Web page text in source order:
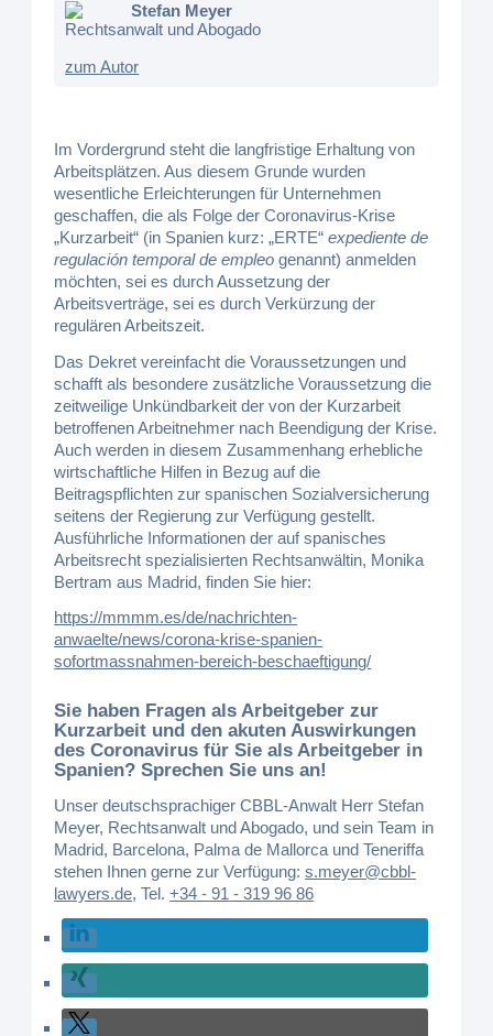
Stefan Meyer
Rechtsanwalt und Abogado
zum Autor
Im Vordergrund steht die langfristige Erhaltung von
Arbeitsplätzen. Aus diesem Grunde wurden
wesentliche Erleichterungen für Unternehmen
geschaffen, die als Folge der Coronavirus-Krise
„Kurzarbeit“ (in Spanien kurz: „ERTE“expediente de
regulación temporal de empleo genannt) anmelden
möchten, sei es durch Aussetzung der
Arbeitsverträge, sei es durch Verkürzung der
regulären Arbeitszeit.
Das Dekret vereinfacht die Voraussetzungen und
schafft als besondere zusätzliche Voraussetzung die
zeitweilige Unkündbarkeit der von der Kurzarbeit
betroffenen Arbeitnehmer nach Beendigung der Krise.
Auch werden in diesem Zusammenhang erhebliche
wirtschaftliche Hilfen in Bezug auf die
Beitragspflichten zur spanischen Sozialversicherung
seitens der Regierung zur Verfügung gestellt.
Ausführliche Informationen der auf spanisches
Arbeitsrecht spezialisierten Rechtsanwältin, Monika
Bertram aus Madrid, finden Sie hier:
https://mmmm.es/de/nachrichten-
anwaelte/news/corona-krise-spanien-
sofortmassnahmen-bereich-beschaeftigung/
Sie haben Fragen als Arbeitgeber zur
Kurzarbeit und den akuten Auswirkungen
des Coronavirus für Sie als Arbeitgeber in
Spanien? Sprechen Sie uns an!
Unser deutschsprachiger CBBL-Anwalt Herr Stefan
Meyer, Rechtsanwalt und Abogado, und sein Team in
Madrid, Barcelona, Palma de Mallorca und Teneriffa
stehen Ihnen gerne zur Verfügung:s.meyer@cbbl-
lawyers.de,Tel.+34 - 91 - 319 96 86